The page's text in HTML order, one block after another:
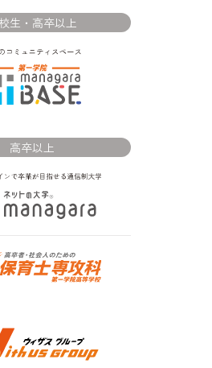
生・高卒以上
高卒以上